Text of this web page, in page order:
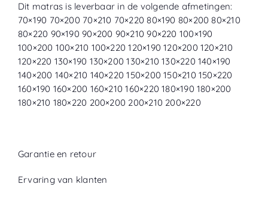
Dit matras is leverbaar in de volgende afmetingen:
70×190 70×200 70×210 70×220 80×190 80×200 80×210
80×220 90×190 90×200 90×210 90×220 100×190
100×200 100×210 100×220 120×190 120×200 120×210
120×220 130×190 130×200 130×210 130×220 140×190
140×200 140×210 140×220 150×200 150×210 150×220
160×190 160×200 160×210 160×220 180×190 180×200
180×210 180×220 200×200 200×210 200×220
Garantie en retour
Ervaring van klanten